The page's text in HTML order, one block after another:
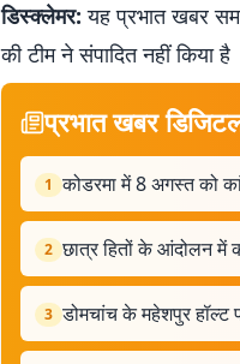
डिस्क्लेमर: यह प्रभात खबर
की टीम ने संपादित नहीं किया है
प्रभात खबर
1 कोडरमा में 8 अगस्त को
2 छात्र हितों के आंदोलन में
3 डोमचांच के महेशपुर हॉल्ट